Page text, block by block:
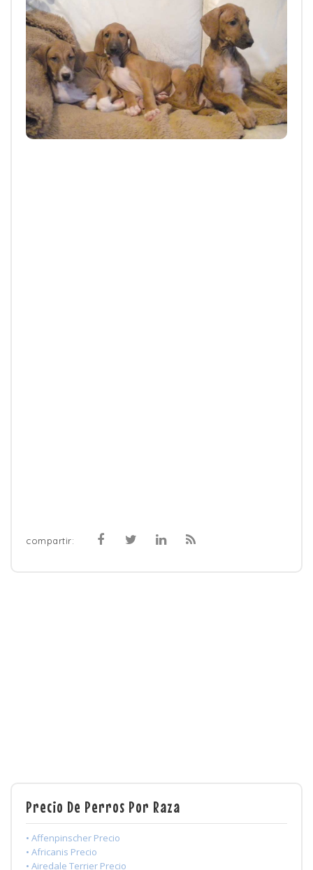
compartir:
Precio De Perros Por Raza
• Affenpinscher Precio
• Africanis Precio
• Airedale Terrier Precio